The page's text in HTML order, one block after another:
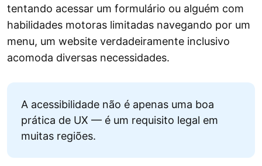
tentando acessar um formulário ou alguém com
habilidades motoras limitadas navegando por um
menu, um website verdadeiramente inclusivo
acomoda diversas necessidades.
A acessibilidade não é apenas uma boa
prática de UX — é um requisito legal em
muitas regiões.